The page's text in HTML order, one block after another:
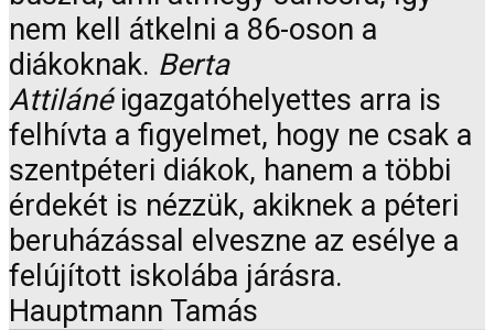
nem kell átkelni a 86-oson a
diákoknak. Berta
Attilánéigazgatóhelyettes arra is
felhívta a figyelmet, hogy ne csak a
szentpéteri diákok, hanem a többi
érdekét is nézzük, akiknek a péteri
beruházással elveszne az esélye a
felújított iskolába járásra.
Hauptmann Tamás